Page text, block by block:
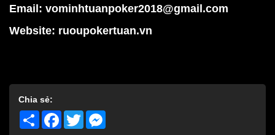
Email: vominhtuanpoker2018@gmail.com
Website: ruoupokertuan.vn
Chia sẻ:
Share Facebook
Twitter